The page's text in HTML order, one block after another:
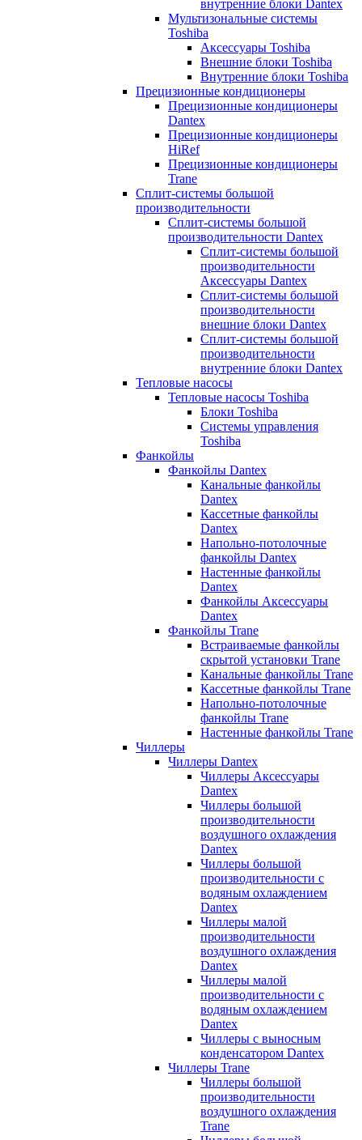
внутренние блоки Dantex
Мультизональные системы
Toshiba
Аксессуары Toshiba
Внешние блоки Toshiba
Внутренние блоки Toshiba
Прецизионные кондиционеры
Прецизионные кондиционеры
Dantex
Прецизионные кондиционеры
HiRef
Прецизионные кондиционеры
Trane
Сплит-системы большой
производительности
Сплит-системы большой
производительности Dantex
Сплит-системы большой
производительности
Аксессуары Dantex
Сплит-системы большой
производительности
внешние блоки Dantex
Сплит-системы большой
производительности
внутренние блоки Dantex
Тепловые насосы
Тепловые насосы Toshiba
Блоки Toshiba
Системы управления
Toshiba
Фанкойлы
Фанкойлы Dantex
Канальные фанкойлы
Dantex
Кассетные фанкойлы
Dantex
Напольно-потолочные
фанкойлы Dantex
Настенные фанкойлы
Dantex
Фанкойлы Аксессуары
Dantex
Фанкойлы Trane
Встраиваемые фанкойлы
скрытой установки Trane
Канальные фанкойлы Trane
Кассетные фанкойлы Trane
Напольно-потолочные
фанкойлы Trane
Настенные фанкойлы Trane
Чиллеры
Чиллеры Dantex
Чиллеры Аксессуары
Dantex
Чиллеры большой
производительности
воздушного охлаждения
Dantex
Чиллеры большой
производительности с
водяным охлаждением
Dantex
Чиллеры малой
производительности
воздушного охлаждения
Dantex
Чиллеры малой
производительности с
водяным охлаждением
Dantex
Чиллеры с выносным
конденсатором Dantex
Чиллеры Trane
Чиллеры большой
производительности
воздушного охлаждения
Trane